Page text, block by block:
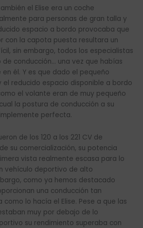
el Elise era un coche
para personas de gran talla y
espacio a bordo provocaba que
con la capota puesta resultara un
sin embargo, todos los especialistas
conducción… una vez que habías
él. Y es que dado el pequeño
reducido espacio disponible a bordo
el volante eran de muy pequeño
la postura de conducción a su
perfecta.
de los 120 a los 221 CV de
su comercialización, su potencia
vista realmente escasa para lo
vehículo deportivo de alto
como ya hemos destacado
una conducción tan
lo hacía el Elise. Pese a que las
muy por debajo de lo
su rendimiento superaba con